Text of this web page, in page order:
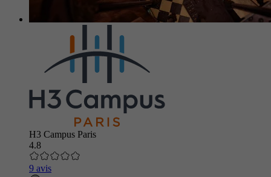
H3 Campus Paris
4.8
9 avis